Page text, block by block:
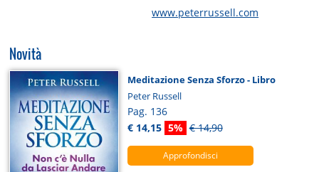
www.peterrussell.com
Novità
Meditazione Senza Sforzo - Libro
Peter Russell
Pag. 136
€ 14,15 5% € 14,90
Approfondisci